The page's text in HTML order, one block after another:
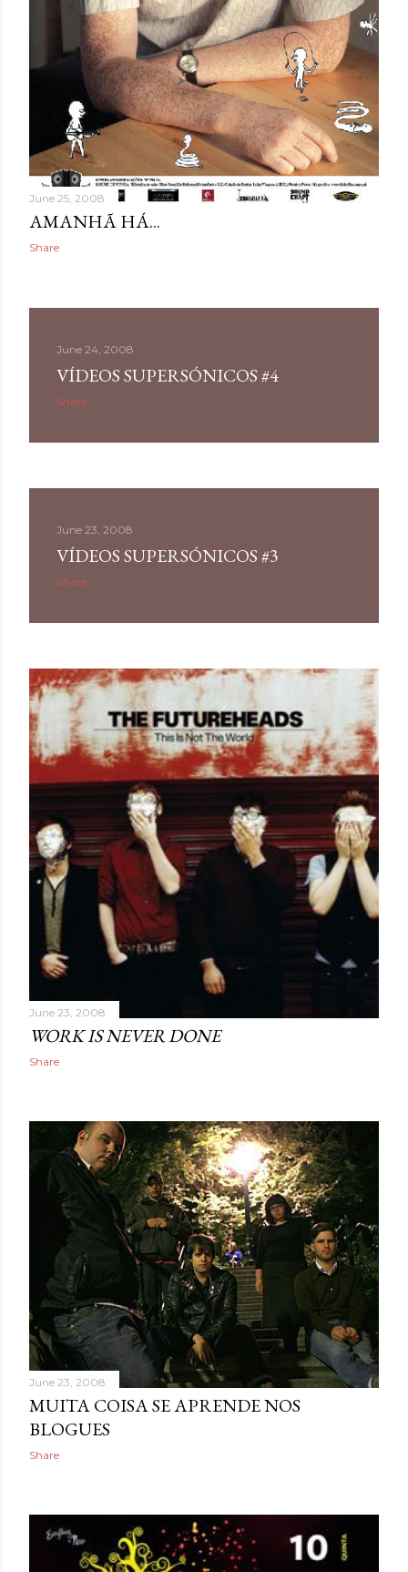
June 25, 2008
AMANHÃ HÁ...
Share
June 24, 2008
VÍDEOS SUPERSÓNICOS #4
Share
June 23, 2008
VÍDEOS SUPERSÓNICOS #3
Share
June 23, 2008
WORK IS NEVER DONE
Share
June 23, 2008
MUITA COISA SE APRENDE NOS
BLOGUES
Share